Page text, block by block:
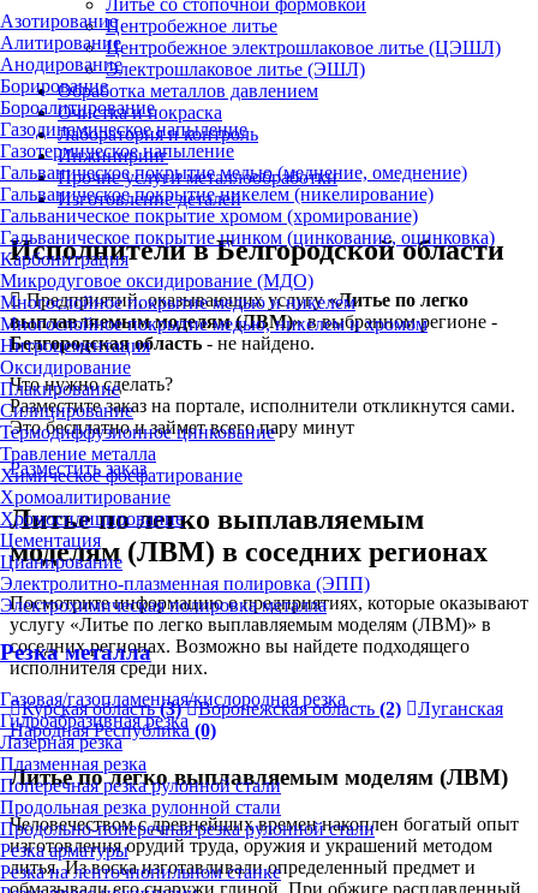
Азотирование
Алитирование
Анодирование
Борирование
Бороалитирование
Газодинамическое напыление
Газотермическое напыление
Гальваническое покрытие медью (меднение, омеднение)
Гальваническое покрытие никелем (никелирование)
Гальваническое покрытие хромом (хромирование)
Гальваническое покрытие цинком (цинкование, оцинковка)
Карбонитрация
Микродуговое оксидирование (МДО)
Многослойное покрытие медью и никелем
Многослойное покрытие медью, никелем и хромом
Нитроцементация
Оксидирование
Плакирование
Силицирование
Термодиффузионное цинкование
Травление металла
Химическое фосфатирование
Хромоалитирование
Хромосилицирование
Цементация
Цианирование
Электролитно-плазменная полировка (ЭПП)
Электрохимическая полировка металла
Резка металла
Газовая/газопламенная/кислородная резка
Гидроабразивная резка
Лазерная резка
Плазменная резка
Поперечная резка рулонной стали
Продольная резка рулонной стали
Продольно-поперечная резка рулонной стали
Резка арматуры
Резка на ленточнопильном станке
Центробежное литье
Центробежное электрошлаковое литье (ЦЭШЛ)
Электрошлаковое литье (ЭШЛ)
Обработка металлов давлением
Очистка и покраска
Лаборатория и контроль
Инжиниринг
Прочие услуги металлообработки
Изготовление деталей
Исполнители в Белгородской области
Предприятий, оказывающих услугу «Литье по легко
выплавляемым моделям (ЛВМ)» в выбранном регионе -
Белгородская область - не найдено.
Что нужно сделать?
Разместите заказ на портале, исполнители откликнутся сами.
Это бесплатно и займет всего пару минут
Разместить заказ
Литье по легко выплавляемым
моделям (ЛВМ) в соседних регионах
Посмотрите информацию о предприятиях, которые оказывают
услугу «Литье по легко выплавляемым моделям (ЛВМ)» в
соседних регионах. Возможно вы найдете подходящего
исполнителя среди них.
Курская область(3) Воронежская область (2)
Луганская
Народная Республика (0)
Литье по легко выплавляемым моделям (ЛВМ)
Человечеством с древнейших времен накоплен богатый опыт
изготовления орудий труда, оружия и украшений методом
литья. Из воска изготавливали определенный предмет и
обмазывали его снаружи глиной. При обжиге расплавленный